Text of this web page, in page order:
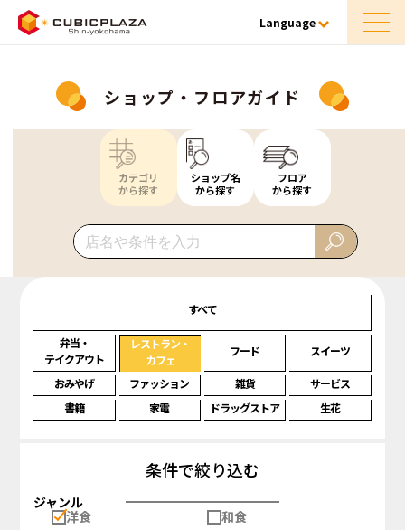
Language
ショップ・フロアガイド
カテゴリ
から探す
ショップ名
から探す
フロア
から探す
すべて
弁当・
テイクアウト
レストラン・
カフェ
フード スイーツ
おみやげ ファッション 雑貨
サービス
書籍
家電 ドラッグストア 生花
条件で絞り込む
ジャンル
洋食
和食